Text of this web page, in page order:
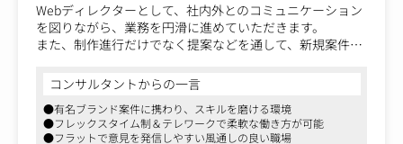
Webディレクターとして、社内外とのコミュニケーション
を図りながら、業務を円滑に進めていただきます。
また、制作進行だけでなく提案などを通して、新規案件の
プロジェクトの進行管理者として、Webサイトのディレク
ション業務をメインにお任せします。
【具体的には】
コンサルタントからの一言
●有名ブランド案件に携わり、スキルを磨ける環境
●フレックスタイム制＆テレワークで柔軟な働き方が可能
●フラットで意見を発信しやすい風通しの良い職場